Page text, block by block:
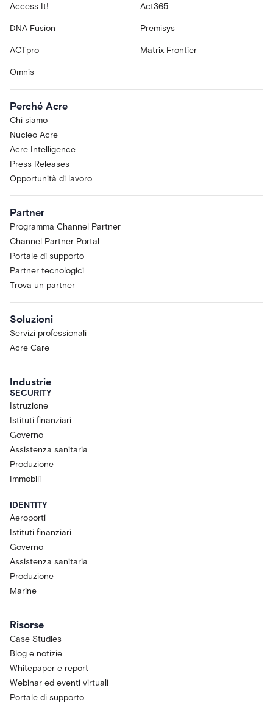
Access It!
Act365
DNA Fusion Premisys
ACTpro Matrix Frontier
Omnis
Perché Acre
Chi siamo
Nucleo Acre
Acre Intelligence
Press Releases
Opportunità di lavoro
Partner
Programma Channel Partner
Channel Partner Portal
Portale di supporto
Partner tecnologici
Trova un partner
Soluzioni
Servizi professionali
Acre Care
Industrie
SECURITY
Istruzione
Istituti finanziari
Governo
Assistenza sanitaria
Produzione
Immobili
IDENTITY
Aeroporti
Istituti finanziari
Governo
Assistenza sanitaria
Produzione
Marine
Risorse
Case Studies
Blog e notizie
Whitepaper e report
Webinar ed eventi virtuali
Portale di supporto